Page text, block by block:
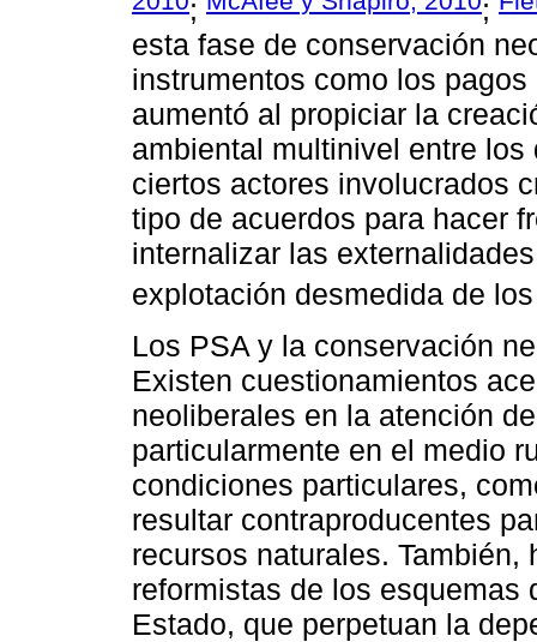
; ;
esta fase de conservación
instrumentos como los
aumentó al propiciar la
ambiental multinivel entre
ciertos actores involucrados
tipo de acuerdos para hacer
internalizar las
explotación desmedida de
Los PSA y la conservación
Existen cuestionamientos
neoliberales en la atención
particularmente en el medio
condiciones particulares,
resultar contraproducentes
recursos naturales.
reformistas de los esquemas
Estado, que perpetuan la